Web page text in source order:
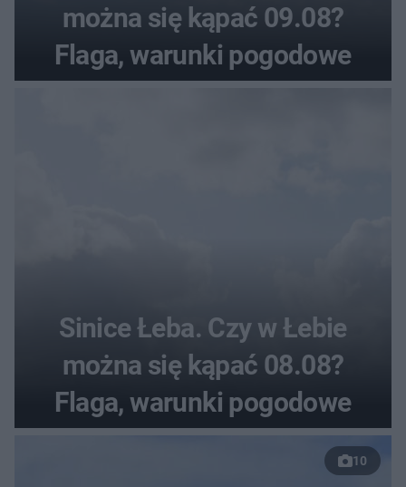
można się kąpać 09.08?
Flaga, warunki pogodowe
Sinice Łeba. Czy w Łebie
można się kąpać 08.08?
Flaga, warunki pogodowe
10